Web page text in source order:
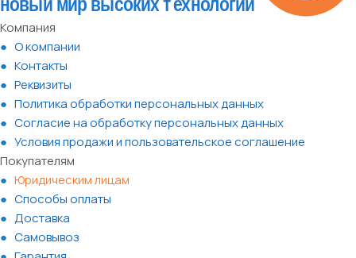
Компания
О компании
Контакты
Реквизиты
Политика обработки персональных данных
Согласие на обработку персональных данных
Условия продажи и пользовательское соглашение
Покупателям
Юридическим лицам
Способы оплаты
Доставка
Самовывоз